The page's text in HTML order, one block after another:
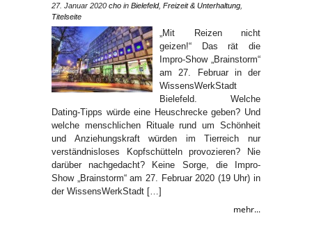
27. Januar 2020 cho in Bielefeld, Freizeit & Unterhaltung
Titelseite
„Mit Reizen nicht
geizen!“ Das rät die
Impro-Show „Brainstorm“
am 27. Februar in der
WissensWerkStadt
Bielefeld. Welche
Dating-Tipps würde eine Heuschrecke geben? Und
welche menschlichen Rituale rund um Schönheit
und Anziehungskraft würden im Tierreich nur
verständnisloses Kopfschütteln provozieren? Nie
darüber nachgedacht? Keine Sorge, die Impro-
Show „Brainstorm“ am 27. Februar 2020 (19 Uhr) in
der WissensWerkStadt […]
mehr...